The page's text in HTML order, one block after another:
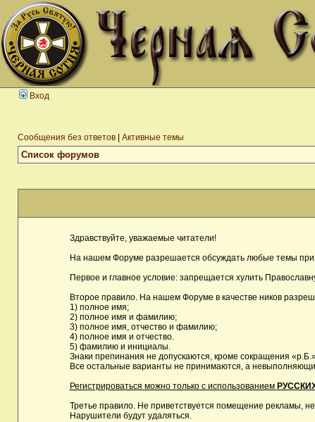
Вход
Сообщения без ответов Активные темы
Список форумов
Здравствуйте, уважаемые читатели!
На нашем Форуме разрешается обсуждать любые темы при
Первое и главное условие: запрещается хулить
Второе правило. На нашем Форуме в качестве ников
1) полное имя;
2) полное имя и фамилию;
3) полное имя, отчество и фамилию;
4) полное имя и отчество.
5) фамилию и инициалы.
Знаки препинания не допускаются, кроме сокращения
Все остальные варианты не принимаются, а
Регистрироваться можно только с использованием
Третье правило. Не приветствуется помещение рекламы,
Нарушители будут удаляться.